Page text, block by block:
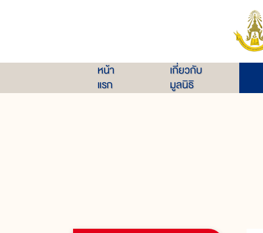
หน้า
แรก
เกี่ยวกับ
มูลนิธิ